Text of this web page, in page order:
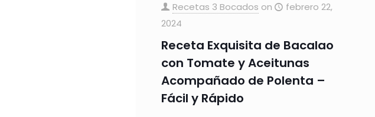
Recetas 3 Bocados on
febrero 22,
2024
Receta Exquisita de Bacalao
con Tomate y Aceitunas
Acompañado de Polenta –
Fácil y Rápido